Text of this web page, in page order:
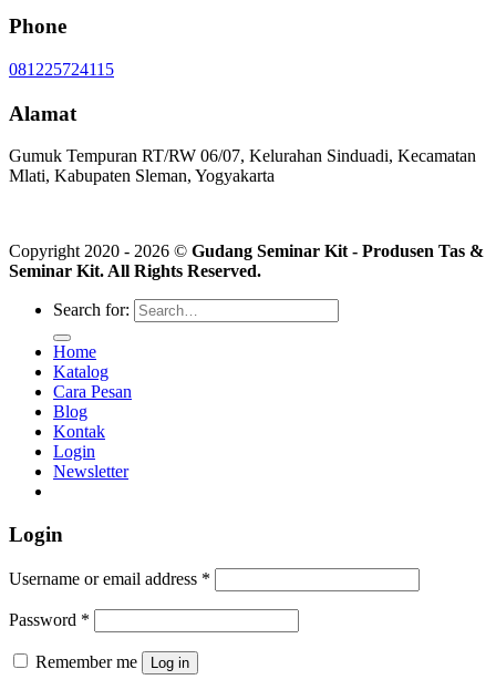
Phone
081225724115
Alamat
Gumuk Tempuran RT/RW 06/07, Kelurahan Sinduadi, Kecamatan
Mlati, Kabupaten Sleman, Yogyakarta
Copyright 2020 - 2026 © Gudang Seminar Kit - Produsen Tas &
Seminar Kit. All Rights Reserved.
Search for:
Home
Katalog
Cara Pesan
Blog
Kontak
Login
Newsletter
Login
Username or email address *
Password *
Remember me Log in